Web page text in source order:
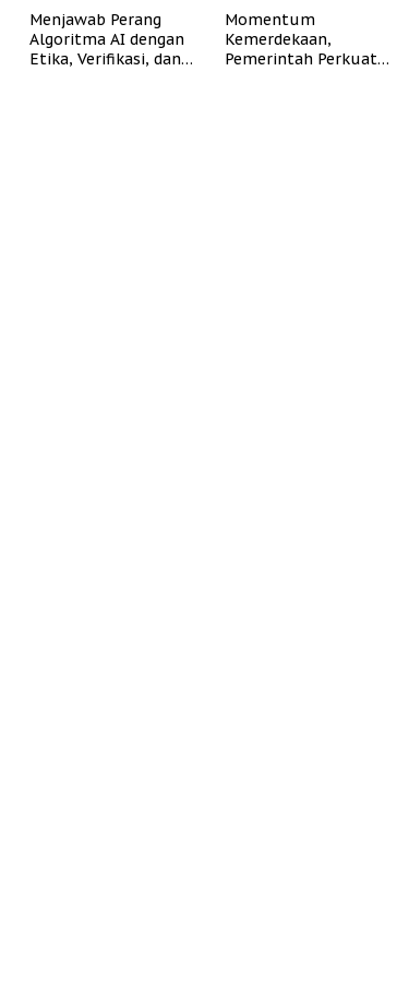
Menjawab Perang
Algoritma AI dengan
Etika, Verifikasi, dan
Momentum
Kemerdekaan,
Pemerintah Perkuat